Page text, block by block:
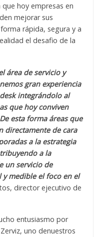
que hoy empresas en
mejorar sus
rápida, segura y a
el desafio de la
área de servicio y
gran experiencia
integrándolo al
que hoy conviven
esta forma áreas que
directamente de cara
a la estrategia
a la
un servicio de
y medible el foco en el
director ejecutivo de
entusiasmo por
uno denuestros